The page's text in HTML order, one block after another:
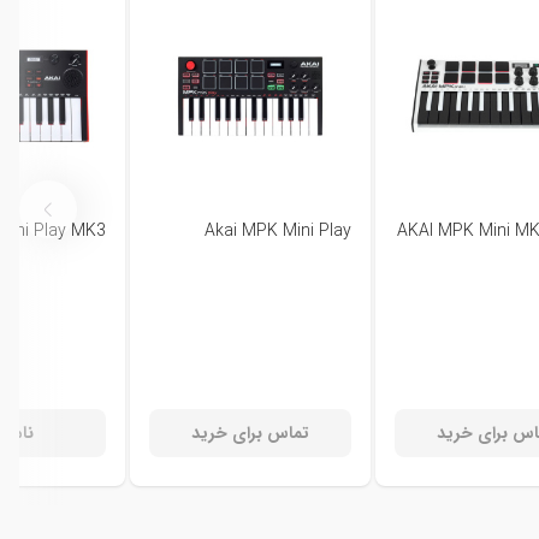
AKAI MPK Mini
برای خرید
Akai MPK Mini Play
تماس برای خرید
Play MK3